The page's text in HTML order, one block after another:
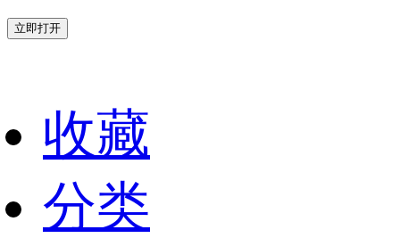
立即打开
收藏
分类